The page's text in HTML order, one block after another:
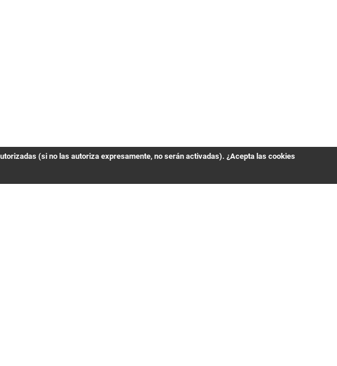
(si no las autoriza expresamente, no serán activadas). ¿Acepta las cookies